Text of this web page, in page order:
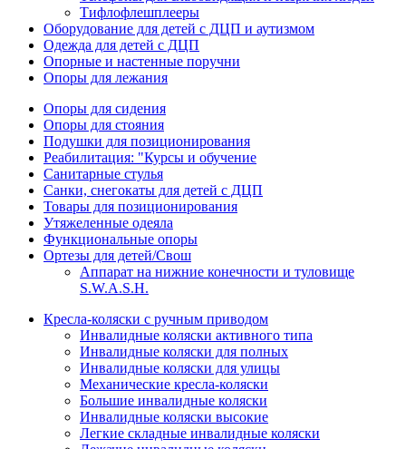
Тифлофлешплееры
Оборудование для детей с ДЦП и аутизмом
Одежда для детей с ДЦП
Опорные и настенные поручни
Опоры для лежания
Опоры для сидения
Опоры для стояния
Подушки для позиционирования
Реабилитация: "Курсы и обучение
Санитарные стулья
Санки, снегокаты для детей с ДЦП
Товары для позиционирования
Утяжеленные одеяла
Функциональные опоры
Ортезы для детей/Свош
Аппарат на нижние конечности и туловище
S.W.A.S.H.
Кресла-коляски с ручным приводом
Инвалидные коляски активного типа
Инвалидные коляски для полных
Инвалидные коляски для улицы
Механические кресла-коляски
Большие инвалидные коляски
Инвалидные коляски высокие
Легкие складные инвалидные коляски